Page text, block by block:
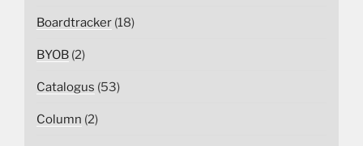
Boardtracker (18)
BYOB (2)
Catalogus (53)
Column (2)